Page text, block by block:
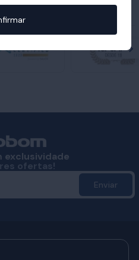
exclusividade
ofertas!
Enviar